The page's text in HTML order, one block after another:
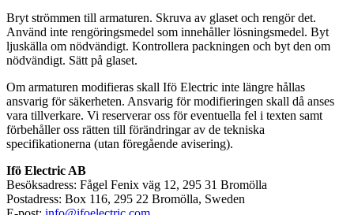
Bryt strömmen till armaturen. Skruva av glaset och rengör det.
Använd inte rengöringsmedel som innehåller lösningsmedel. Byt
ljuskälla om nödvändigt. Kontrollera packningen och byt den om
nödvändigt. Sätt på glaset.
Om armaturen modifieras skall Ifö Electric inte längre hållas
ansvarig för säkerheten. Ansvarig för modifieringen skall då anses
vara tillverkare. Vi reserverar oss för eventuella fel i texten samt
förbehåller oss rätten till förändringar av de tekniska
specifikationerna (utan föregående avisering).
Ifö Electric AB
Besöksadress: Fågel Fenix väg 12, 295 31 Bromölla
Postadress: Box 116, 295 22 Bromölla, Sweden